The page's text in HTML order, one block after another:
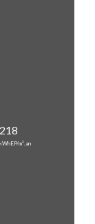
218
kWhEP/m².an